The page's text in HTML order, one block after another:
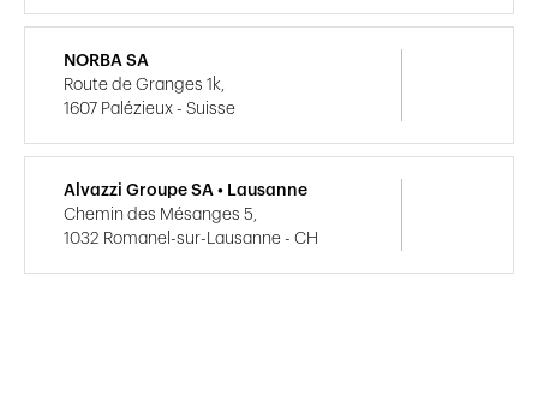
NORBA SA
Route de Granges 1k,
1607 Palézieux - Suisse
Alvazzi Groupe SA • Lausanne
Chemin des Mésanges 5,
1032 Romanel-sur-Lausanne - CH